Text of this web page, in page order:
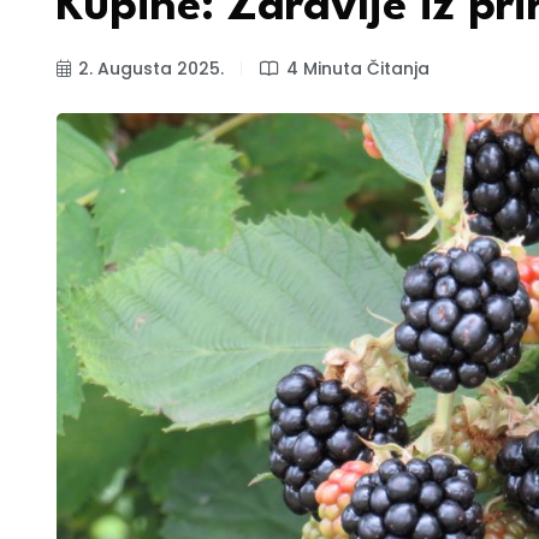
2. Augusta 2025. 4 Minuta Čitanja